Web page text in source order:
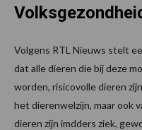
Volgens RTL Nieuws stelt
dat alle dieren die bij deze
worden, risicovolle dieren
het dierenwelzijn, maar ook
dieren zijn imdders ziek,